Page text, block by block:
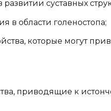
суставных
в области голеностопа;
которые могут
приводящие к